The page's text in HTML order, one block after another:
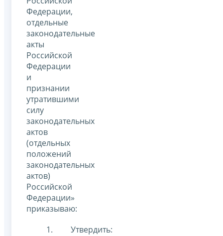
Федерации,
отдельные
законодательные
акты
Российской
Федерации
и
признании
утратившими
силу
законодательных
актов
(отдельных
положений
законодательных
актов)
Российской
Федерации»
приказываю:
Утвердить: